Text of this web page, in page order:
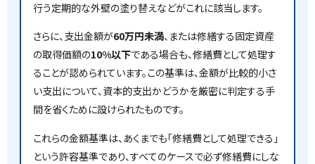
行う定期的な外壁の塗り替えなどがこれに該当します。
さらに、支出金額が60万円未満、または修繕する固定資産
の取得価額の10%以下である場合も、修繕費として処理す
ることが認められています。この基準は、金額が比較的小さ
い支出について、資本的支出かどうかを厳密に判定する手
間を省くために設けられたものです。
これらの金額基準は、あくまでも「修繕費として処理できる」
という許容基準であり、すべてのケースで必ず修繕費にしな